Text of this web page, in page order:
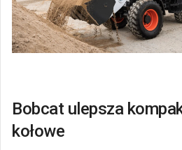
Bobcat ulepsza
kołowe